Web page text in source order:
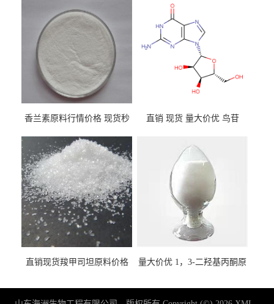
香兰素原料行情价格 现货秒
直销 现货 量大价优 鸟苷
直销现货羧甲司坦原料价格
量大价优 1，3-二羟基丙酮原